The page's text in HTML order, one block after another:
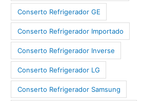
Conserto Refrigerador GE
Conserto Refrigerador Importado
Conserto Refrigerador Inverse
Conserto Refrigerador LG
Conserto Refrigerador Samsung